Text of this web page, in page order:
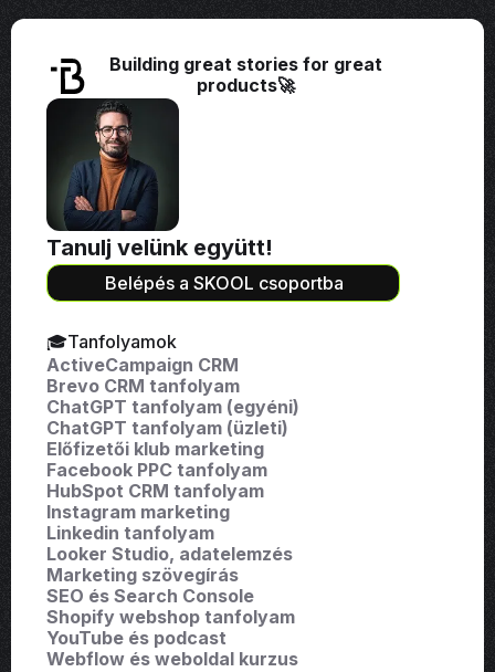
Building great stories for great
products🚀
Tanulj velünk együtt!
Belépés a SKOOL csoportba
🎓Tanfolyamok
ActiveCampaign CRM
Brevo CRM tanfolyam
ChatGPT tanfolyam (egyéni)
ChatGPT tanfolyam (üzleti)
Előfizetői klub marketing
Facebook PPC tanfolyam
HubSpot CRM tanfolyam
Instagram marketing
Linkedin tanfolyam
Looker Studio, adatelemzés
Marketing szövegírás
SEO és Search Console
Shopify webshop tanfolyam
YouTube és podcast
Webflow és weboldal kurzus